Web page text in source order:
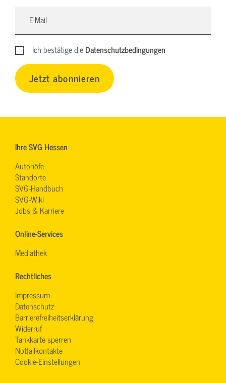
Ich bestätige dieDatenschutzbedingungen
Jetzt abonnieren
Ihre SVG Hessen
Autohöfe
Standorte
SVG-Handbuch
SVG-Wiki
Jobs & Karriere
Online-Services
Mediathek
Rechtliches
Impressum
Datenschutz
Barrierefreiheitserklärung
Widerruf
Tankkarte sperren
Notfallkontakte
Cookie-Einstellungen